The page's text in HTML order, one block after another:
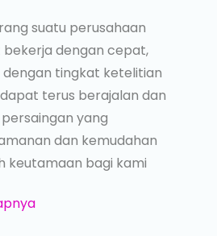
suatu perusahaan
dengan cepat,
tingkat ketelitian
terus berajalan dan
yang
dan kemudahan
keutamaan bagi kami